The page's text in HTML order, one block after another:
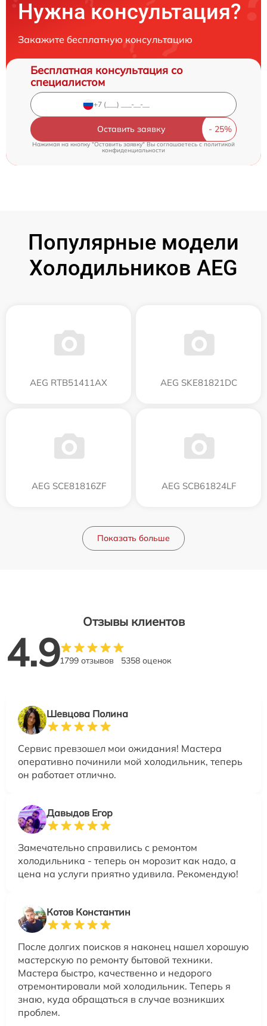
Нужна консультация?
Закажите бесплатную консультацию
Бесплатная консультация со
специалистом
Оставить заявку
Нажимая на кнопку "Оставить заявку" Вы соглашаетесь cполитикой
конфиденциальности
Популярные модели
Холодильников AEG
AEG RTB51411AX AEG SKE81821DC
AEG SCE81816ZF AEG SCB61824LF
Показать больше
Отзывы клиентов
4.91799 отзывов 5358 оценок
Шевцова Полина
Сервис превзошел мои ожидания! Мастера
оперативно починили мой холодильник, теперь
он работает отлично.
Давыдов Егор
Замечательно справились с ремонтом
холодильника - теперь он морозит как надо, а
цена на услуги приятно удивила. Рекомендую!
Котов Константин
После долгих поисков я наконец нашел хорошую
мастерскую по ремонту бытовой техники.
Мастера быстро, качественно и недорого
отремонтировали мой холодильник. Теперь я
знаю, куда обращаться в случае возникших
проблем.